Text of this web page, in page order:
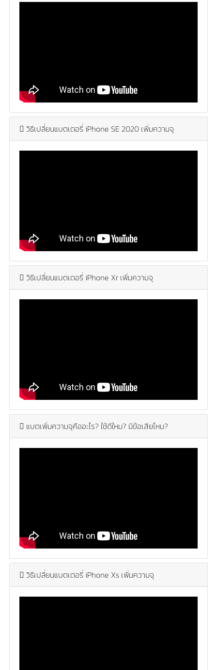
วิธีเปลี่ยนแบตเตอรี่ iPhone SE 2020 เพิ่มความจุ
วิธีเปลี่ยนแบตเตอรี่ iPhone Xr เพิ่มความจุ
แบตเพิ่มความจุคืออะไร? ใช้ดีใหม? มีข้อเสียไหม?
วิธีเปลี่ยนแบตเตอรี่ iPhone Xs เพิ่มความจุ